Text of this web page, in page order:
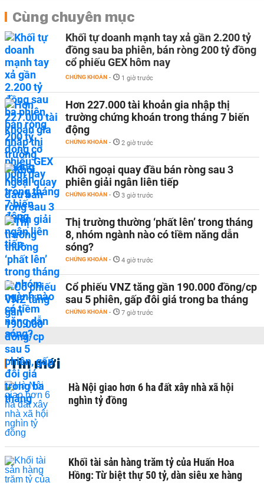
Cùng chuyên mục
Khối tự doanh mạnh tay xả gần 2.200 tỷ
đồng sau ba phiên, bán ròng 200 tỷ đồng
cổ phiếu GEX hôm nay
CHỨNG KHOÁN - 1 giờ trước
Hơn 227.000 tài khoản gia nhập thị
trường chứng khoán trong tháng 7 biến
động
CHỨNG KHOÁN - 2 giờ trước
Khối ngoại quay đầu bán ròng sau 3
phiên giải ngân liên tiếp
CHỨNG KHOÁN - 3 giờ trước
Thị trường thường ‘phất lên’ trong tháng
8, nhóm ngành nào có tiềm năng dẫn
sóng?
CHỨNG KHOÁN - 4 giờ trước
Cổ phiếu VNZ tăng gần 190.000 đồng/cp
sau 5 phiên, gấp đôi giá trong ba tháng
CHỨNG KHOÁN - 7 giờ trước
Tin mới
Hà Nội giao hơn 6 ha đất xây nhà xã hội
nghìn tỷ đồng
Khối tài sản hàng trăm tỷ của Huấn Hoa
Hồng: Từ biệt thự 50 tỷ, dàn siêu xe hàng